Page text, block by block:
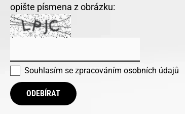
opište písmena z obrázku:
Souhlasím se zpracováním osobních údajů
ODEBÍRAT